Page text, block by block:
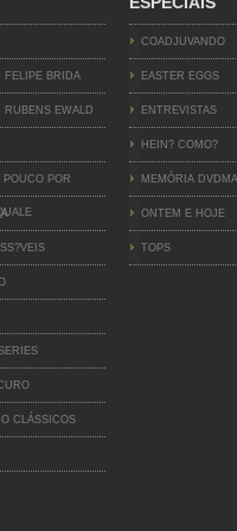
FELIPE BRIDA
RUBENS EWALD
POR
CLÁSSICOS
COADJUVANDO
EASTER EGGS
ENTREVISTAS
HEIN? COMO?
MEMÓRIA
ONTEM E HOJE
TOPS